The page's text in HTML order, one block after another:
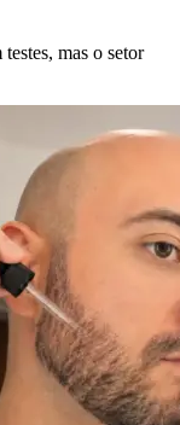
mas o setor